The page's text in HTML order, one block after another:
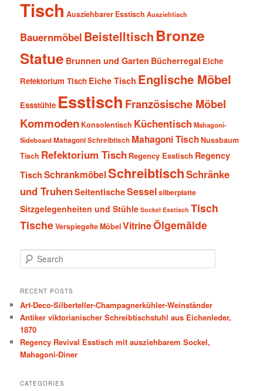
Tisch Ausziehbarer Esstisch Ausziehtisch
Bauernmöbel Beistelltisch Bronze
Statue Brunnen und Garten Bücherregal Eiche
Refektorium Tisch Eiche Tisch Englische Möbel
Essstühle Esstisch Französische Möbel
Kommoden Konsolentisch Küchentisch Mahagoni-
SideboardMahagoni Schreibtisch Mahagoni TischNussbaum
Tisch Refektorium Tisch Regency Esstisch Regency
Tisch SchrankmöbelSchreibtischSchränke
und TruhenSeitentischeSesselsilberplatte
Sitzgelegenheiten und Stühle Sockel Esstisch Tisch
TischeVerspiegelte MöbelVitrineÖlgemälde
e
r
h
RECENT POSTS
Art-Deco-Silberteller-Champagnerkühler-Weinständer
Antiker viktorianischer Schreibtischstuhl aus Eichenleder,
1870
Regency Revival Esstisch mit ausziehbarem Sockel,
Mahagoni-Diner
CATEGORIES